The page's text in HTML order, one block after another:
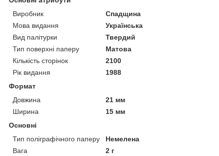
Виробник
Спадщина
Мова видання
Українська
Вид палітурки
Твердий
Тип поверхні паперу
Матова
Кількість сторінок
2100
Рік видання
1988
Формат
Довжина
21 мм
Ширина
15 мм
Основні
Тип поліграфічного паперу
Немелена
Вага
2 г